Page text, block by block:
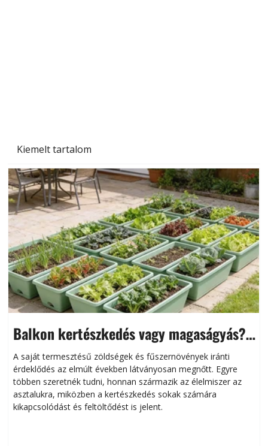
Kiemelt tartalom
Balkon kertészkedés vagy magaságyás?
Helytakarékos kertészkedés
A saját termesztésű zöldségek és fűszernövények iránti
érdeklődés az elmúlt években látványosan megnőtt. Egyre
többen szeretnék tudni, honnan származik az élelmiszer az
asztalukra, miközben a kertészkedés sokak számára
kikapcsolódást és feltöltődést is jelent.